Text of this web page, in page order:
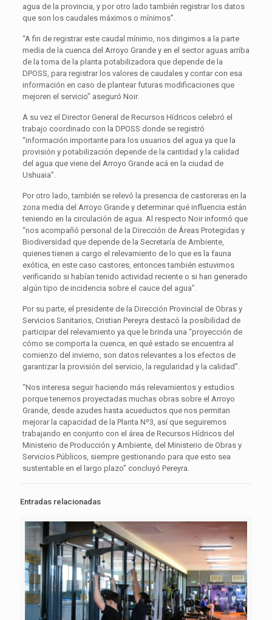
agua de la provincia, y por otro lado también registrar los datos
que son los caudales máximos o mínimos”.
“A fin de registrar este caudal mínimo, nos dirigimos a la parte
media de la cuenca del Arroyo Grande y en el sector aguas arriba
de la toma de la planta potabilizadora que depende de la
DPOSS, para registrar los valores de caudales y contar con esa
información en caso de plantear futuras modificaciones que
mejoren el servicio” aseguró Noir.
A su vez el Director General de Recursos Hídricos celebró el
trabajo coordinado con la DPOSS donde se registró
“información importante para los usuarios del agua ya que la
provisión y potabilización depende de la cantidad y la calidad
del agua que viene del Arroyo Grande acá en la ciudad de
Ushuaia”.
Por otro lado, también se relevó la presencia de castoreras en la
zona media del Arroyo Grande y determinar qué influencia están
teniendo en la circulación de agua. Al respecto Noir informó que
“nos acompañó personal de la Dirección de Áreas Protegidas y
Biodiversidad que depende de la Secretaría de Ambiente,
quienes tienen a cargo el relevamiento de lo que es la fauna
exótica, en este caso castores, entonces también estuvimos
verificando si habían tenido actividad reciente o si han generado
algún tipo de incidencia sobre el cauce del agua”.
Por su parte, el presidente de la Dirección Provincial de Obras y
Servicios Sanitarios, Cristian Pereyra destacó la posibilidad de
participar del relevamiento ya que le brinda una “proyección de
cómo se comporta la cuenca, en qué estado se encuentra al
comienzo del invierno, son datos relevantes a los efectos de
garantizar la provisión del servicio, la regularidad y la calidad”.
“Nos interesa seguir haciendo más relevamientos y estudios
porque tenemos proyectadas muchas obras sobre el Arroyo
Grande, desde azudes hasta acueductos que nos permitan
mejorar la capacidad de la Planta Nº3, así que seguiremos
trabajando en conjunto con el área de Recursos Hídricos del
Ministerio de Producción y Ambiente, del Ministerio de Obras y
Servicios Públicos, siempre gestionando para que esto sea
sustentable en el largo plazo” concluyó Pereyra.
Entradas relacionadas